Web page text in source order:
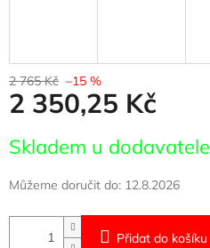
2 765 Kč –15 %
2 350,25 Kč
cena:
Skladem u dodavatele
Můžeme doručit do: 12.8.2026
Přidat do košíku